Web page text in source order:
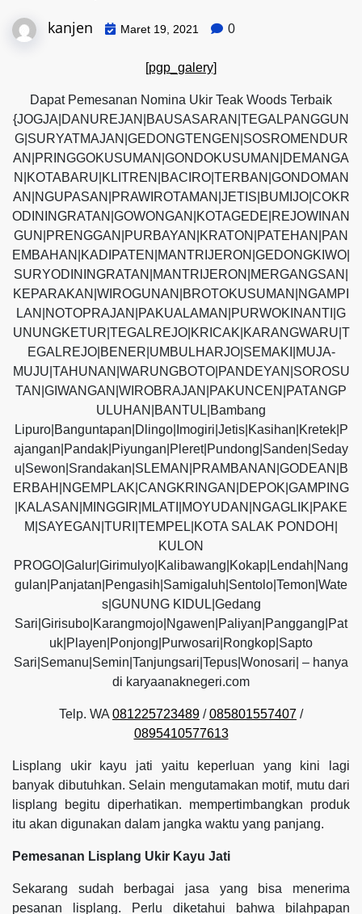
kanjen Maret 19, 2021 0
[pgp_galery]
Dapat Pemesanan Nomina Ukir Teak Woods Terbaik
{JOGJA|DANUREJAN|BAUSASARAN|TEGALPANGGUN
G|SURYATMAJAN|GEDONGTENGEN|SOSROMENDUR
AN|PRINGGOKUSUMAN|GONDOKUSUMAN|DEMANGA
N|KOTABARU|KLITREN|BACIRO|TERBAN|GONDOMAN
AN|NGUPASAN|PRAWIROTAMAN|JETIS|BUMIJO|COKR
ODININGRATAN|GOWONGAN|KOTAGEDE|REJOWINAN
GUN|PRENGGAN|PURBAYAN|KRATON|PATEHAN|PAN
EMBAHAN|KADIPATEN|MANTRIJERON|GEDONGKIWO|
SURYODININGRATAN|MANTRIJERON|MERGANGSAN|
KEPARAKAN|WIROGUNAN|BROTOKUSUMAN|NGAMPI
LAN|NOTOPRAJAN|PAKUALAMAN|PURWOKINANTI|G
UNUNGKETUR|TEGALREJO|KRICAK|KARANGWARU|T
EGALREJO|BENER|UMBULHARJO|SEMAKI|MUJA-
MUJU|TAHUNAN|WARUNGBOTO|PANDEYAN|SOROSU
TAN|GIWANGAN|WIROBRAJAN|PAKUNCEN|PATANGP
ULUHAN|BANTUL|Bambang
Lipuro|Banguntapan|Dlingo|Imogiri|Jetis|Kasihan|Kretek|P
ajangan|Pandak|Piyungan|Pleret|Pundong|Sanden|Seday
u|Sewon|Srandakan|SLEMAN|PRAMBANAN|GODEAN|B
ERBAH|NGEMPLAK|CANGKRINGAN|DEPOK|GAMPING
|KALASAN|MINGGIR|MLATI|MOYUDAN|NGAGLIK|PAKE
M|SAYEGAN|TURI|TEMPEL|KOTA SALAK PONDOH|
KULON
PROGO|Galur|Girimulyo|Kalibawang|Kokap|Lendah|Nang
gulan|Panjatan|Pengasih|Samigaluh|Sentolo|Temon|Wate
s|GUNUNG KIDUL|Gedang
Sari|Girisubo|Karangmojo|Ngawen|Paliyan|Panggang|Pat
uk|Playen|Ponjong|Purwosari|Rongkop|Sapto
Sari|Semanu|Semin|Tanjungsari|Tepus|Wonosari| – hanya
di karyaanaknegeri.com
Telp. WA 081225723489 /085801557407 /
0895410577613
Lisplang ukir kayu jati yaitu keperluan yang kini lagi
banyak dibutuhkan. Selain mengutamakan motif, mutu dari
lisplang begitu diperhatikan. mempertimbangkan produk
itu akan digunakan dalam jangka waktu yang panjang.
Pemesanan Lisplang Ukir Kayu Jati
Sekarang sudah berbagai jasa yang bisa menerima
pesanan lisplang. Perlu diketahui bahwa bilahpapan